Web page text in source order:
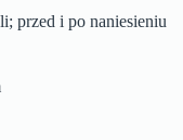
przed i po naniesieniu